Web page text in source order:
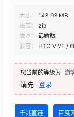
大小：
143.93 MB
格式：
zip
版本：
最新版
兼容：
HTC VIVE /
您当前的等级为 游
请先 登录
千兆直链 百度